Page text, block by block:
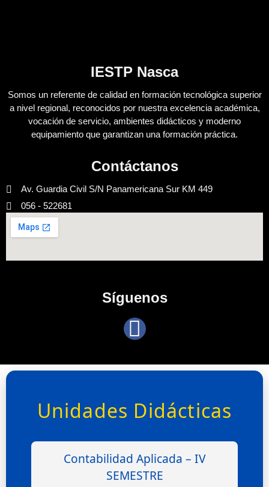
IESTP Nasca
Somos un referente de calidad en formación tecnológica superior
a nivel regional, reconocidos por nuestra excelencia académica,
vocación de servicio, ambientes didácticos y moderno
equipamiento que garantizan una formación práctica.
Contáctanos
Av. Guardia Civil S/N Panamericana Sur KM 449
056 - 522681
Síguenos
Unidades Didácticas
Contabilidad Aplicada – IV
SEMESTRE